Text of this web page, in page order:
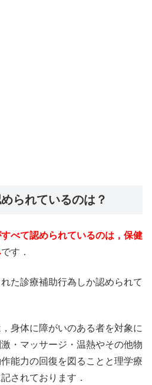
られているのは？
べて認められているのは，保健
です．
た診療補助行為しか認められて
身体に障がいのある者を対象に
・マッサージ・温熱やその他物
能力の回復を図ることと理学療
されております．